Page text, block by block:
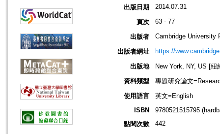
出版日期 2014.07.31
頁次 63 - 77
出版者 Cambridge University
出版者網址 https://
出版地
New York, NY, US [
資料類型
專題研究論文
使用語言
英文=English
ISBN
9780521515795
點閱次數
442